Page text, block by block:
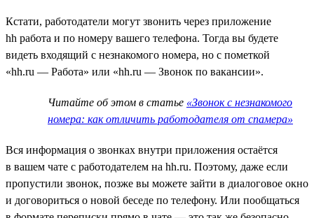
Кстати, работодатели могут звонить через приложение
hh работа и по номеру вашего телефона. Тогда вы будете
видеть входящий с незнакомого номера, но с пометкой
«hh.ru — Работа» или «hh.ru — Звонок по вакансии».
Читайте об этом в статье «Звонок с незнакомого
номера: как отличить работодателя от спамера»
Вся информация о звонках внутри приложения остаётся
в вашем чате с работодателем на hh.ru. Поэтому, даже если
пропустили звонок, позже вы можете зайти в диалоговое окно
и договориться о новой беседе по телефону. Или пообщаться